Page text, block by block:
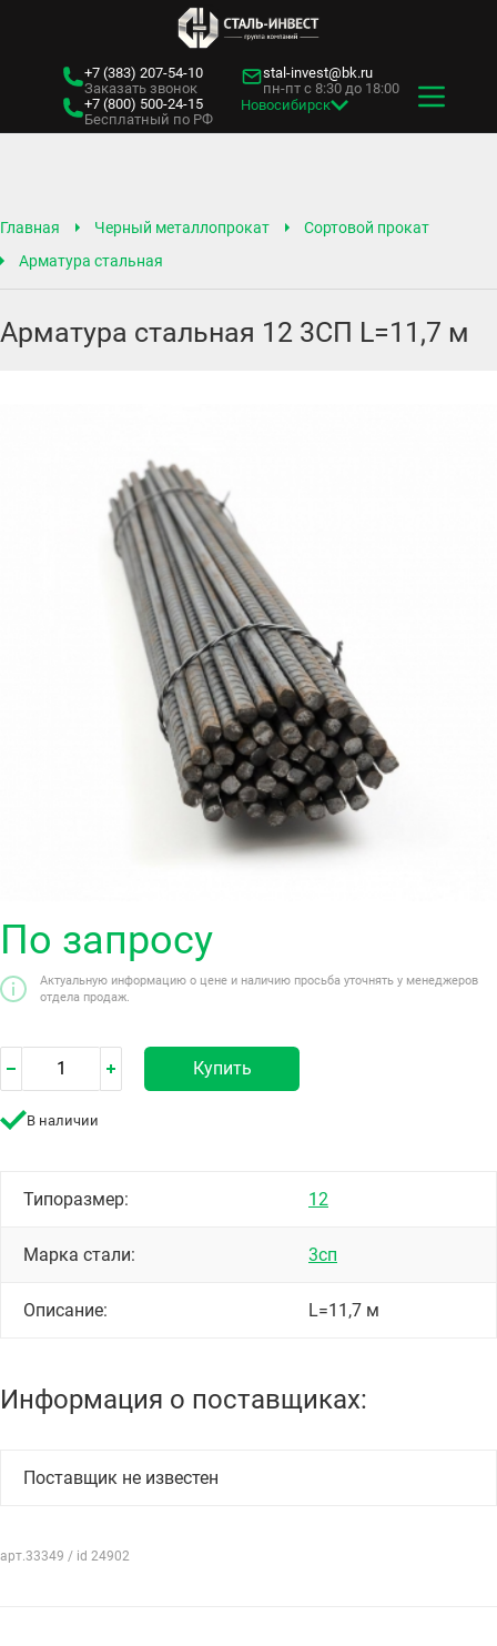
+7 (383) 207-54-10
Заказать звонок
+7 (800) 500-24-15
Бесплатный по РФ
stal-invest@bk.ru
пн-пт с 8:30 до 18:00
Новосибирск
Главная Черный металлопрокат
Сортовой прокат
Арматура стальная
Арматура стальная 12 3СП L=11,7 м
По запросу
Актуальную информацию о цене и наличию просьба уточнять у менеджеров
отдела продаж.
Купить
В наличии
Типоразмер: 12
Марка стали: 3сп
Описание: L=11,7 м
Информация о поставщиках:
Поставщик не известен
арт.33349 / id 24902